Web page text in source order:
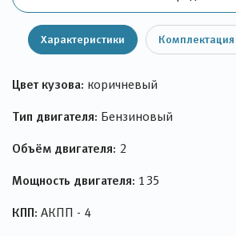
Характеристики Комплектация
Цвет кузова: коричневый
Тип двигателя: Бензиновый
Объём двигателя: 2
Мощность двигателя: 135
КПП: АКПП - 4